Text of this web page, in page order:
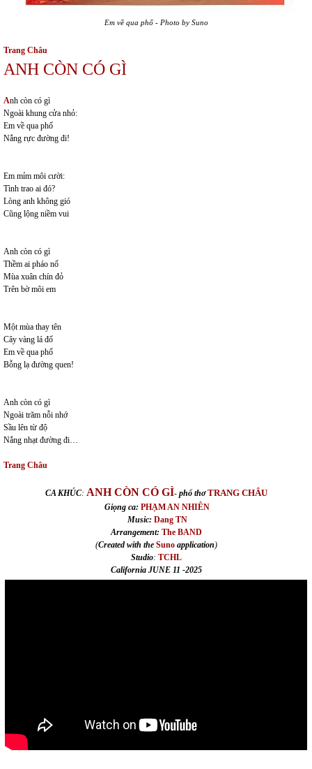
Em về qua phố - Photo by Suno
Trang Châu
ANH CÒN CÓ GÌ
Anh còn có gì
Ngoài khung cửa nhỏ:
Em về qua phố
Nắng rực đường đi!
Em mỉm môi cười:
Tình trao ai đó?
Lòng anh không gió
Cũng lộng niềm vui
Anh còn có gì
Thềm ai pháo nổ
Mùa xuân chín đỏ
Trên bờ môi em
Một mùa thay tên
Cây vàng lá đổ
Em về qua phố
Bỗng lạ đường quen!
Anh còn có gì
Ngoài trăm nỗi nhớ
Sầu lên từ độ
Nắng nhạt đường đi…
Trang Châu
CA KHÚC: ANH CÒN CÓ GÌ- phổ thơ TRANG CHÂU
Giọng ca: PHẠM AN NHIÊN
Music: Dang TN
Arrangement: The BAND
(Created with the Suno application)
Studio: TCHL
California JUNE 11 -2025